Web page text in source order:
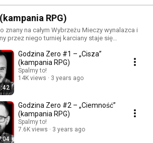
#podcast
RPG)
znany na całym Wybrzeżu Mieczy wynalazca i
przez niego turniej karciany staje się
Królowa, będącego w stanie
wędrowców,
szukających emocji i potencjalnych
pokładzie, by przez kilka dni grać w karty, pić i
przez ciemność kosmosu. Rejs nie idzie jednak
prowadzi ich w odmęty szaleństwa…
Godzina Zero #1 – „Cisza”
(kampania RPG)
Spalmy to!
14K views
3 years ago
Godzina Zero #2 – „Ciemność”
(kampania RPG)
Spalmy to!
7.6K views
3 years ago